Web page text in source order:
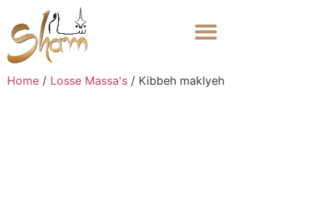
Home / Losse Massa's / Kibbeh maklyeh